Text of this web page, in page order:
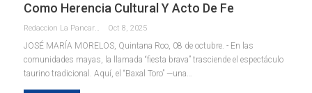
Como Herencia Cultural Y Acto De Fe
Redaccion La Pancarta De Quintana Roo Oct 8, 2025
JOSÉ MARÍA MORELOS, Quintana Roo, 08 de octubre. - En las
comunidades mayas, la llamada “fiesta brava” trasciende el espectáculo
taurino tradicional. Aquí, el “Baxal Toro” —una…